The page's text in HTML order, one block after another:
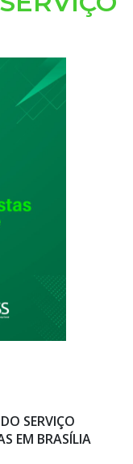
SERVIÇO
EM BRASÍLIA